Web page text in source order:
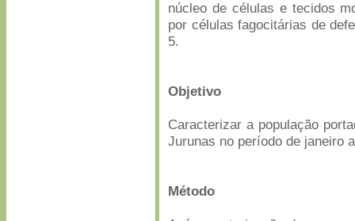
núcleo de células e tecidos
por células fagocitárias de
5.
Objetivo
Caracterizar a população
Jurunas no período de janeiro
Método